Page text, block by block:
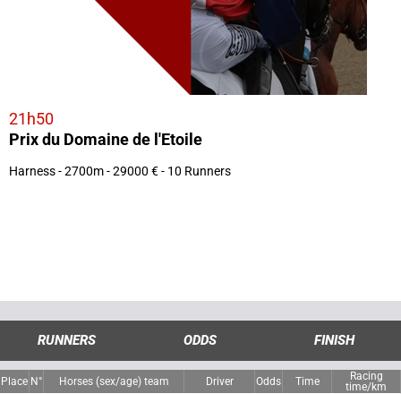
21h50
Prix du Domaine de l'Etoile
Harness - 2700m - 29000 € - 10 Runners
RUNNERS ODDS FINISH
Place N° Horses (sex/age) team Driver Odds Time
Racing
time/km